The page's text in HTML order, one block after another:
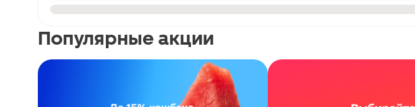
Популярные акции